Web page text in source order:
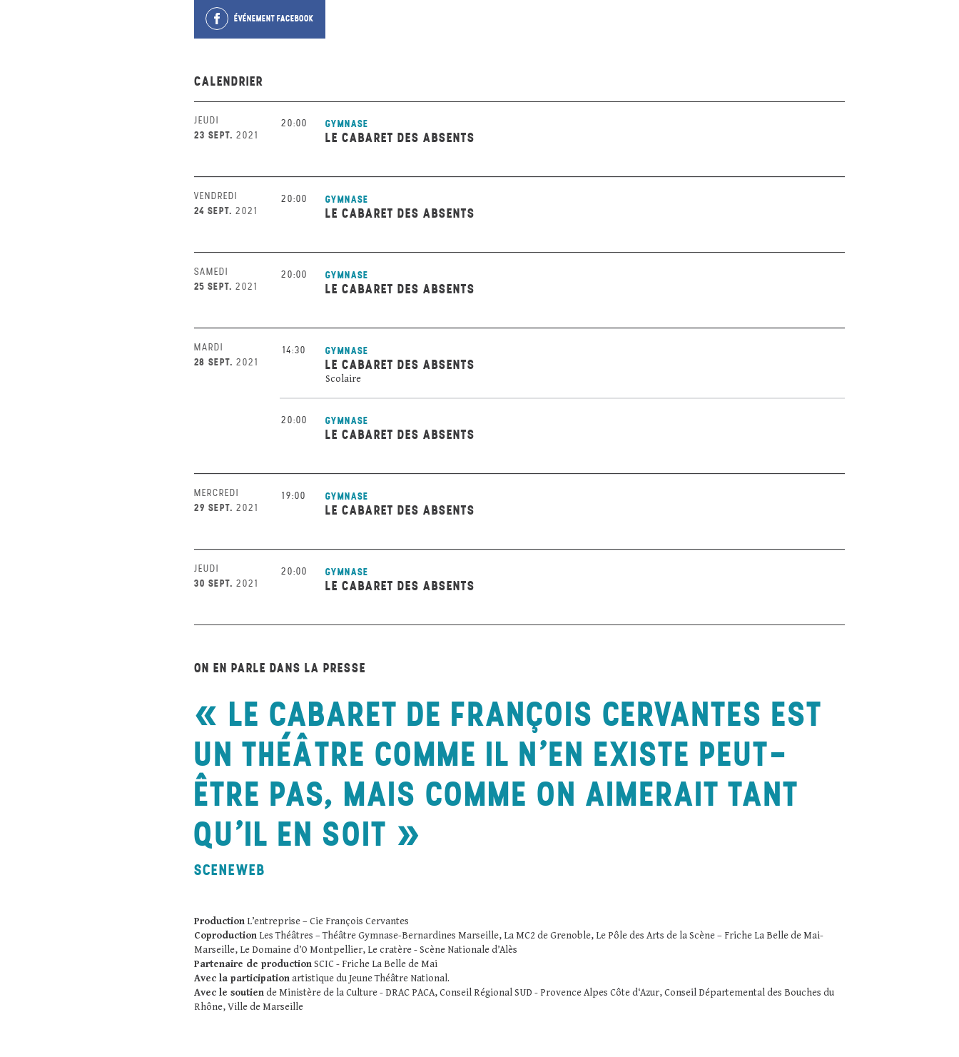
ÉVÉNEMENT FACEBOOK
CALENDRIER
JEUDI
23 SEPT. 2021
20:00 GYMNASE
LE CABARET DES ABSENTS
VENDREDI
24 SEPT. 2021
20:00 GYMNASE
LE CABARET DES ABSENTS
SAMEDI
25 SEPT. 2021
20:00 GYMNASE
LE CABARET DES ABSENTS
MARDI
28 SEPT. 2021
14:30 GYMNASE
LE CABARET DES ABSENTS
Scolaire
20:00 GYMNASE
LE CABARET DES ABSENTS
MERCREDI
29 SEPT. 2021
19:00 GYMNASE
LE CABARET DES ABSENTS
JEUDI
30 SEPT. 2021
20:00 GYMNASE
LE CABARET DES ABSENTS
ON EN PARLE DANS LA PRESSE
LE CABARET DE FRANÇOIS CERVANTES EST
UN THÉÂTRE COMME IL N’EN EXISTE PEUT-
ÊTRE PAS, MAIS COMME ON AIMERAIT TANT
QU’IL EN SOIT
SCENEWEB
Production L’entreprise – Cie François Cervantes
Coproduction Les Théâtres – Théâtre Gymnase-Bernardines Marseille, La MC2 de Grenoble, Le Pôle des Arts de la Scène – Friche La Belle de Mai-
Marseille, Le Domaine d’O Montpellier, Le cratère - Scène Nationale d’Alès
Partenaire de productionSCIC - Friche La Belle de Mai
Avec la participationartistique du Jeune Théâtre National.
Avec le soutiende Ministère de la Culture - DRAC PACA, Conseil Régional SUD - Provence Alpes Côte d‘Azur, Conseil Départemental des Bouches du
Rhône, Ville de Marseille